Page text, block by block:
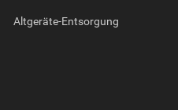
Altgeräte-Entsorgung